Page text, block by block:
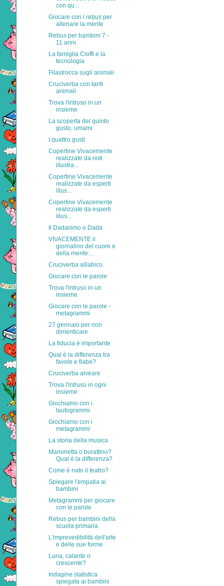
con qu...
Giocare con i rebus per
allenare la mente
Rebus per bambini 7 -
11 anni
La famiglia Cioffi e la
tecnologia
Filastrocca sugli animali
Cruciverba con tanti
animali
Trova l'intruso in un
insieme
La scoperta del quinto
gusto: umami
I quattro gusti
Copertine Vivacemente
realizzate da noti
illustra...
Copertine Vivacemente
realizzate da esperti
illus...
Copertine Vivacemente
realizzate da esperti
illus...
Il Dadaismo o Dada
VIVACEMENTE il
giornalino del cuore e
della mente:...
Cruciverba sillabico
Giocare con le parole
Trova l'intruso in un
insieme
Giocare con le parole -
metagrammi
27 gennaio per non
dimenticare
La fiducia è importante
Qual è la differenza tra
favole e fiabe?
Cruciverba alveare
Trova l'intruso in ogni
insieme
Giochiamo con i
tautogrammi
Giochiamo con i
metagrammi
La storia della musica
Marionetta o burattino?
Qual è la differenza?
Come è nato il teatro?
Spiegare l'empatia ai
bambini
Metagrammi per giocare
con le parole
Rebus per bambini della
scuola primaria
L'imprevedibilità dell'arte
e delle sue forme
Luna, calante o
crescente?
Indagine statistica
spiegata ai bambini